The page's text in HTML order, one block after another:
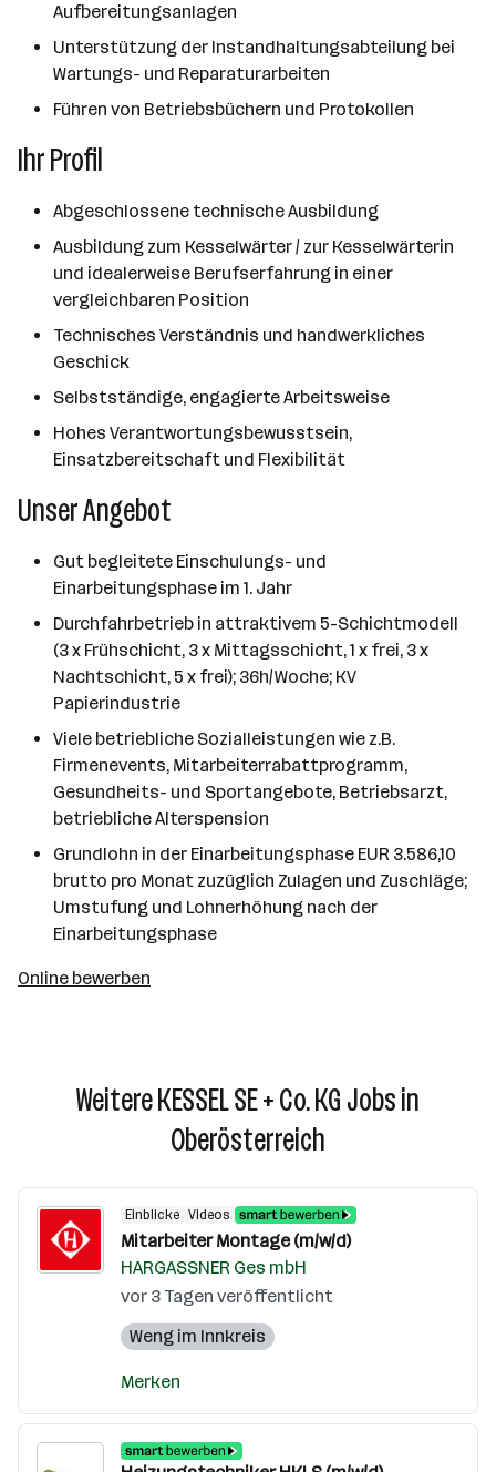
Aufbereitungsanlagen
Unterstützung der Instandhaltungsabteilung bei
Wartungs- und Reparaturarbeiten
Führen von Betriebsbüchern und Protokollen
Ihr Profil
Abgeschlossene technische Ausbildung
Ausbildung zum Kesselwärter / zur Kesselwärterin
und idealerweise Berufserfahrung in einer
vergleichbaren Position
Technisches Verständnis und handwerkliches
Geschick
Selbstständige, engagierte Arbeitsweise
Hohes Verantwortungsbewusstsein,
Einsatzbereitschaft und Flexibilität
Unser Angebot
Gut begleitete Einschulungs- und
Einarbeitungsphase im 1. Jahr
Durchfahrbetrieb in attraktivem 5-Schichtmodell
(3 x Frühschicht, 3 x Mittagsschicht, 1 x frei, 3 x
Nachtschicht, 5 x frei); 36h/Woche; KV
Papierindustrie
Viele betriebliche Sozialleistungen wie z.B.
Firmenevents, Mitarbeiterrabattprogramm,
Gesundheits- und Sportangebote, Betriebsarzt,
betriebliche Alterspension
Grundlohn in der Einarbeitungsphase EUR 3.586,10
brutto pro Monat zuzüglich Zulagen und Zuschläge;
Umstufung und Lohnerhöhung nach der
Einarbeitungsphase
Online bewerben
Weitere KESSEL SE + Co. KG Jobs in
Oberösterreich
Einblicke Videos
Mitarbeiter Montage (m/w/d)
HARGASSNER Ges mbH
vor 3 Tagen veröffentlicht
Weng im Innkreis
Merken